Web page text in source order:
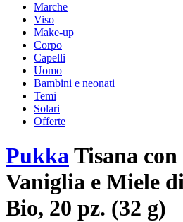
Marche
Viso
Make-up
Corpo
Capelli
Uomo
Bambini e neonati
Temi
Solari
Offerte
PukkaTisana
Vaniglia e Miele
Bio, 20 pz. (32 g)